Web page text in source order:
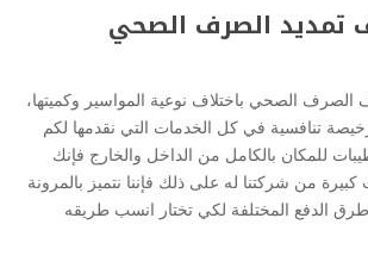
تمديد الصرف الصحي
الصرف الصحي باختلاف نوعية المواسير وكميتها،
تنافسية في كل الخدمات التي نقدمها لكم
للمكان بالكامل من الداخل والخارج فإنك
من شركتنا له على ذلك فإننا نتميز بالمرونة
الدفع المختلفة لكي تختار انسب طريقه